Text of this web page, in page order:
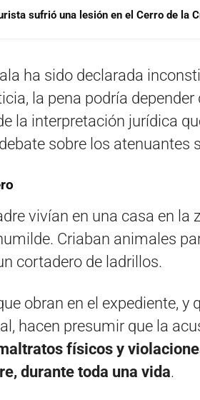
sufrió una lesión en el Cerro de la
ha sido declarada
la pena podría
la interpretación jurídica
sobre los atenuantes
vivían en una casa en la
Criaban animales
cortadero de ladrillos.
obran en el expediente, y
hacen presumir que la
físicos y
durante toda una vida.